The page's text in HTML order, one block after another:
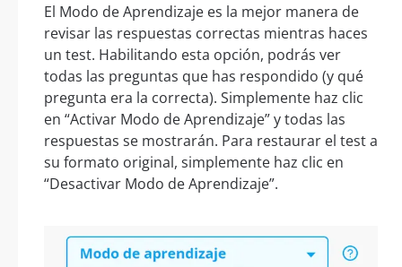
El Modo de Aprendizaje es la mejor manera de
revisar las respuestas correctas mientras haces
un test. Habilitando esta opción, podrás ver
todas las preguntas que has respondido (y qué
pregunta era la correcta). Simplemente haz clic
en “Activar Modo de Aprendizaje” y todas las
respuestas se mostrarán. Para restaurar el test a
su formato original, simplemente haz clic en
“Desactivar Modo de Aprendizaje”.